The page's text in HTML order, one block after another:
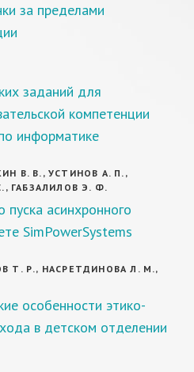
за пределами
заданий для
компетенции
информатике
В. В., УСТИНОВ А. П.,
ГАБЗАЛИЛОВ Э. Ф.
асинхронного
SimPowerSystems
Т. Р., НАСРЕТДИНОВА Л. М.,
особенности этико-
в детском отделении